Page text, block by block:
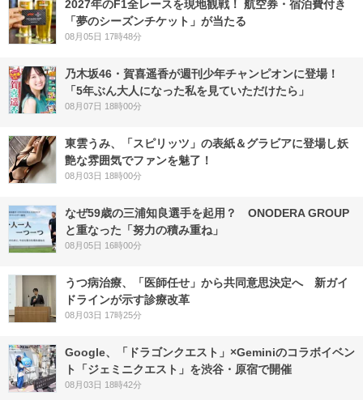
2027年のF1全レースを現地観戦！ 航空券・宿泊費付き
「夢のシーズンチケット」が当たる
08月05日 17時48分
乃木坂46・賀喜遥香が週刊少年チャンピオンに登場！
「5年ぶん大人になった私を見ていただけたら」
08月07日 18時00分
東雲うみ、「スピリッツ」の表紙＆グラビアに登場し妖
艶な雰囲気でファンを魅了！
08月03日 18時00分
なぜ59歳の三浦知良選手を起用？ ONODERA GROUP
と重なった「努力の積み重ね」
08月05日 16時00分
うつ病治療、「医師任せ」から共同意思決定へ 新ガイ
ドラインが示す診療改革
08月03日 17時25分
Google、「ドラゴンクエスト」×Geminiのコラボイベン
ト「ジェミニクエスト」を渋谷・原宿で開催
08月03日 18時42分